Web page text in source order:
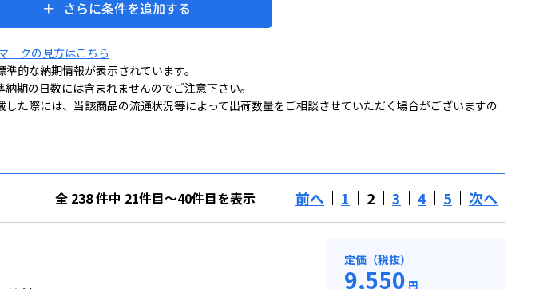
さらに条件を追加する
ークの見方はこちら
的な納期情報が表示されています。
期の日数には含まれませんのでご注意下さい。
た際には、当該商品の流通状況等によって出荷数量をご相談させていただく場合がございますの
全 238 件中 21件目～40件目を表示 前へ 1 2 3 4 5 次へ
定価（税抜）
9,550 円